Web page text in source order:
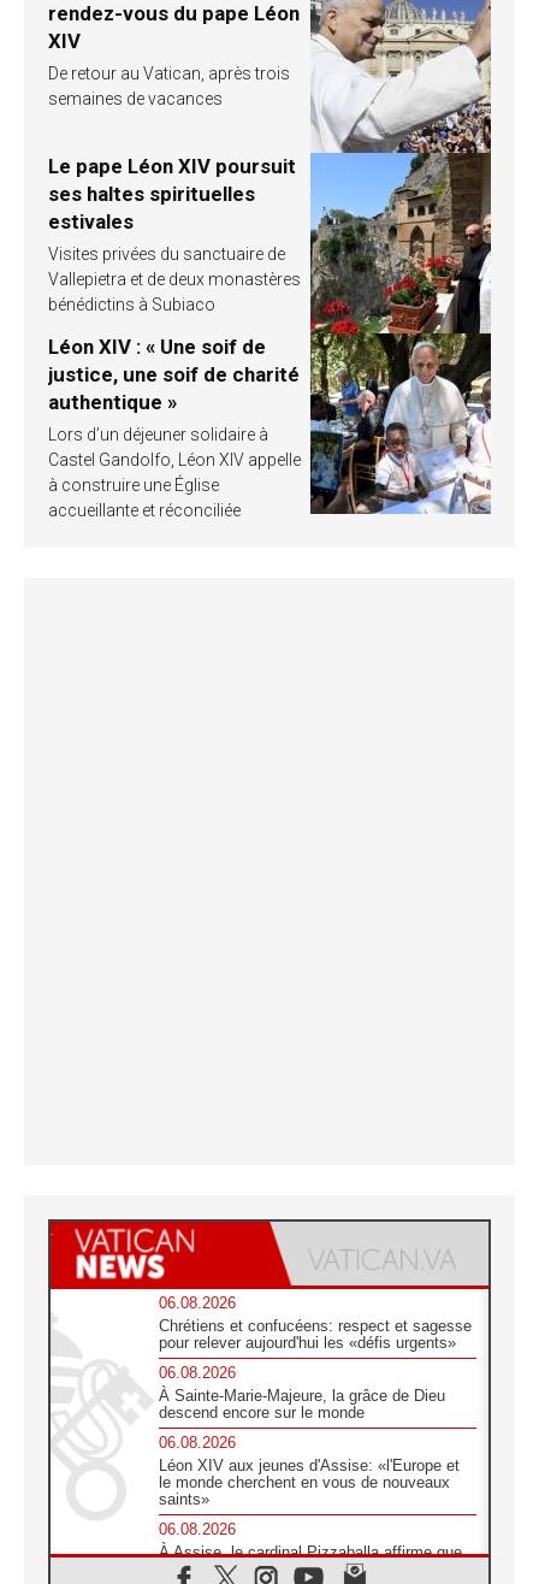
rendez-vous du pape Léon
XIV
De retour au Vatican, après trois
semaines de vacances
Le pape Léon XIV poursuit
ses haltes spirituelles
estivales
Visites privées du sanctuaire de
Vallepietra et de deux monastères
bénédictins à Subiaco
Léon XIV : « Une soif de
justice, une soif de charité
authentique »
Lors d’un déjeuner solidaire à
Castel Gandolfo, Léon XIV appelle
à construire une Église
accueillante et réconciliée
06.08.2026
Chrétiens et confucéens: respect et sagesse
pour relever aujourd'hui les «défis urgents»
06.08.2026
À Sainte-Marie-Majeure, la grâce de Dieu
descend encore sur le monde
06.08.2026
Léon XIV aux jeunes d'Assise: «l'Europe et
le monde cherchent en vous de nouveaux
saints»
06.08.2026
À Assise, le cardinal Pizzaballa affirme que
«les chrétiens veulent la paix»